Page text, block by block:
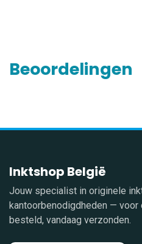
Beoordelingen
Inktshop België
Jouw specialist in originele
kantoorbenodigdheden — voor
besteld, vandaag verzonden.